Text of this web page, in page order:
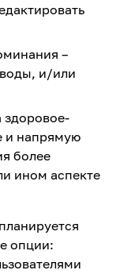
–
и/или
здоровое-
и напрямую
более
ином аспекте
опции: